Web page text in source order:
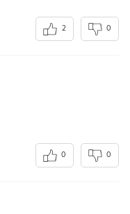
2 0
0 0